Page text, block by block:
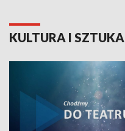
KULTURA I SZTUKA